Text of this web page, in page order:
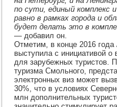
по сути, единый комплекс
равно в рамках города и
будет делать это в
— добавил он.
Отметим, в конце 2016
выступила с инициативой о
для зарубежных туристов.
туризма Смольного,
электронных виз может
30%, что в условиях
млн дополнительных